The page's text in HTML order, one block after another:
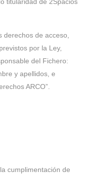
de acceso,
por la Ley,
del Fichero:
y apellidos, e
ARCO”.
cumplimentación de